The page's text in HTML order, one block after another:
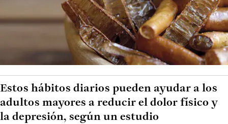
Estos hábitos diarios pueden ayudar a los
adultos mayores a reducir el dolor físico y
la depresión, según un estudio